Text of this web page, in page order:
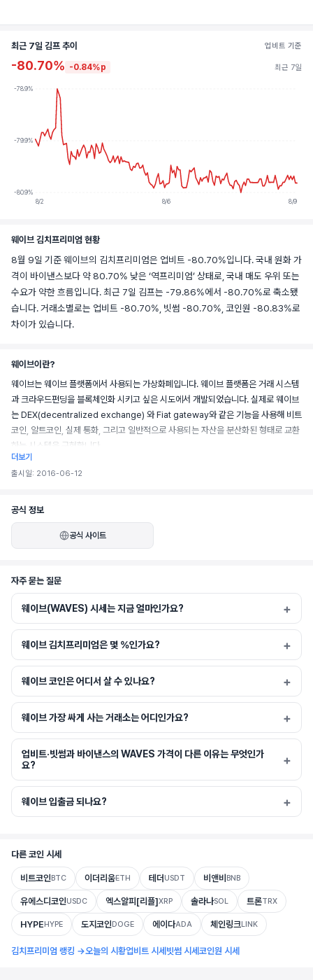
최근 7일 김프 추이 업비트 기준
-80.70% -0.84%p 최근 7일
-78.9%
-79.9%
-80.9%
8/2
8/6 8/9
웨이브 김치프리미엄 현황
8월 9일 기준 웨이브의 김치프리미엄은 업비트 -80.70%입니다. 국내 원화 가
격이 바이낸스보다 약 80.70% 낮은 ‘역프리미엄’ 상태로, 국내 매도 우위 또는
수요가 약한 흐름입니다. 최근 7일 김프는 -79.86%에서 -80.70%로 축소됐
습니다. 거래소별로는 업비트 -80.70%, 빗썸 -80.70%, 코인원 -80.83%로
차이가 있습니다.
웨이브이란?
웨이브는 웨이브 플랫폼에서 사용되는 가상화폐입니다. 웨이브 플랫폼은 거래 시스템
과 크라우드펀딩을 블록체인화 시키고 싶은 시도에서 개발되었습니다. 실제로 웨이브
는 DEX(decentralized exchange) 와 Fiat gateway와 같은 기능을 사용해 비트
코인, 알트코인, 실제 통화, 그리고 일반적으로 사용되는 자산을 분산화된 형태로 교환
하는 시스템을 구현합니다.
한편, 웨이브는 이렇게 손쉬운 거래 시스템을 기반으로 분산화된 크라우드 펀딩 서비
스도 지원합니다. 지갑에 USD, EUR, CNY와 같은 법정 화폐를 넣어두면, 이것으로
크라우드 펀딩에 참여할 수 있습니다.
웨이브는 러시아에서 기원한 블록체인 프로젝트로, ICO에서 200억 원에 가까운 금
액의 비트코인을 모금해 화제가 되었습니다.
코인 특징
1. 기본적으로 PoS시스템이기 때문에 10,000개의 코인을 보유한 이용자들은 풀노드
(full node)가 되어 처리하는 거래에 대한 수수료를 받습니다. 더 나아가 웨이브는 자
신의 지분을 양도할 수 있는 기능을 추가해 LPoS를 구현합니다. 이는 사용자들이 믿
음직만한 풀 노드를 선택할 수 있게 해서, 거래 시간을 단축하고 더 많은 거래를 처리할
수 있게 합니다. 지분을 양도하여도 코인이 실질적으로 지갑에서 나가는 것은 아닙니
다.
nodes를 통해 주문들이 연결되는데, 이는 중앙화된 거래소만큼 빠른 거래를 가능하
게 한다고 합니다. 누구나 Matcher nodes가 될 수 있으며, 이들은 매칭 서비스에 대
한 수수료를 받습니다.
3. 웨이브의 Fiat gateway는 실질 통화를 wUSD, wEUR과 같은 웨이브 토큰으로
더보기
출시일: 2016-06-12
공식 정보
공식 사이트
자주 묻는 질문
웨이브(WAVES) 시세는 지금 얼마인가요?
웨이브 김치프리미엄은 몇 %인가요?
웨이브 코인은 어디서 살 수 있나요?
웨이브 가장 싸게 사는 거래소는 어디인가요?
업비트·빗썸과 바이낸스의 WAVES 가격이 다른 이유는 무엇인가
요?
웨이브 입출금 되나요?
다른 코인 시세
비트코인BTC 이더리움ETH 테더USDT 비앤비 BNB
유에스디코인USDC 엑스알피[리플]XRP 솔라나SOL 트론TRX
HYPEHYPE 도지코인DOGE 에이다ADA 체인링크LINK
김치프리미엄 랭킹 →오늘의 시황업비트 시세 빗썸 시세 코인원 시세